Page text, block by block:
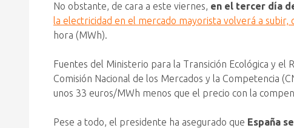
No obstante, de cara a este viernes, en el tercer día
la electricidad en el mercado mayorista volverá a
hora (MWh).
Fuentes del Ministerio para la Transición Ecológica y el
Comisión Nacional de los Mercados y la Competencia
unos 33 euros/MWh menos que el precio con la
Pese a todo, el presidente ha asegurado que España